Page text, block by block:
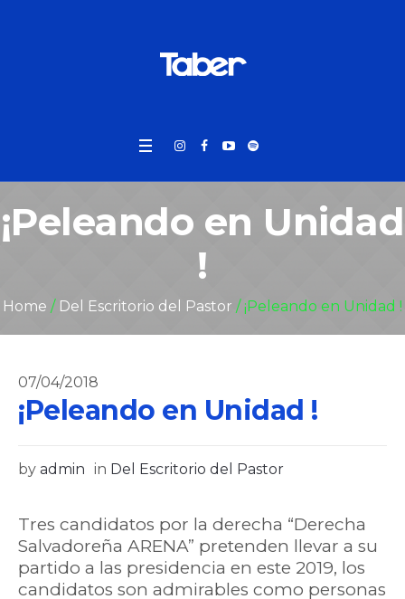
¡Peleando en Unidad
!
Home / Del Escritorio del Pastor /¡Peleando en Unidad !
07/04/2018
¡Peleando en Unidad !
by admin in Del Escritorio del Pastor
Tres candidatos por la derecha “Derecha
Salvadoreña ARENA” pretenden llevar a su
partido a las presidencia en este 2019, los
candidatos son admirables como personas